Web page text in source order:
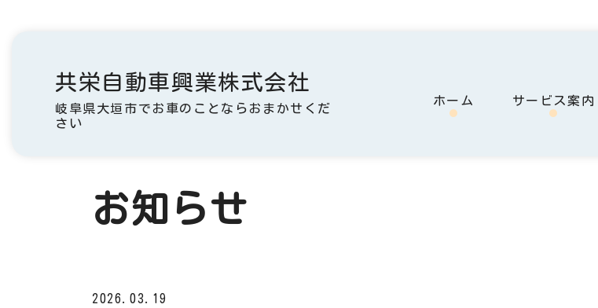
共栄自動車興業株式会社
岐阜県大垣市でお車のことならおまかせくだ
さい
ホーム サービス案内
お知らせ
2026.03.19